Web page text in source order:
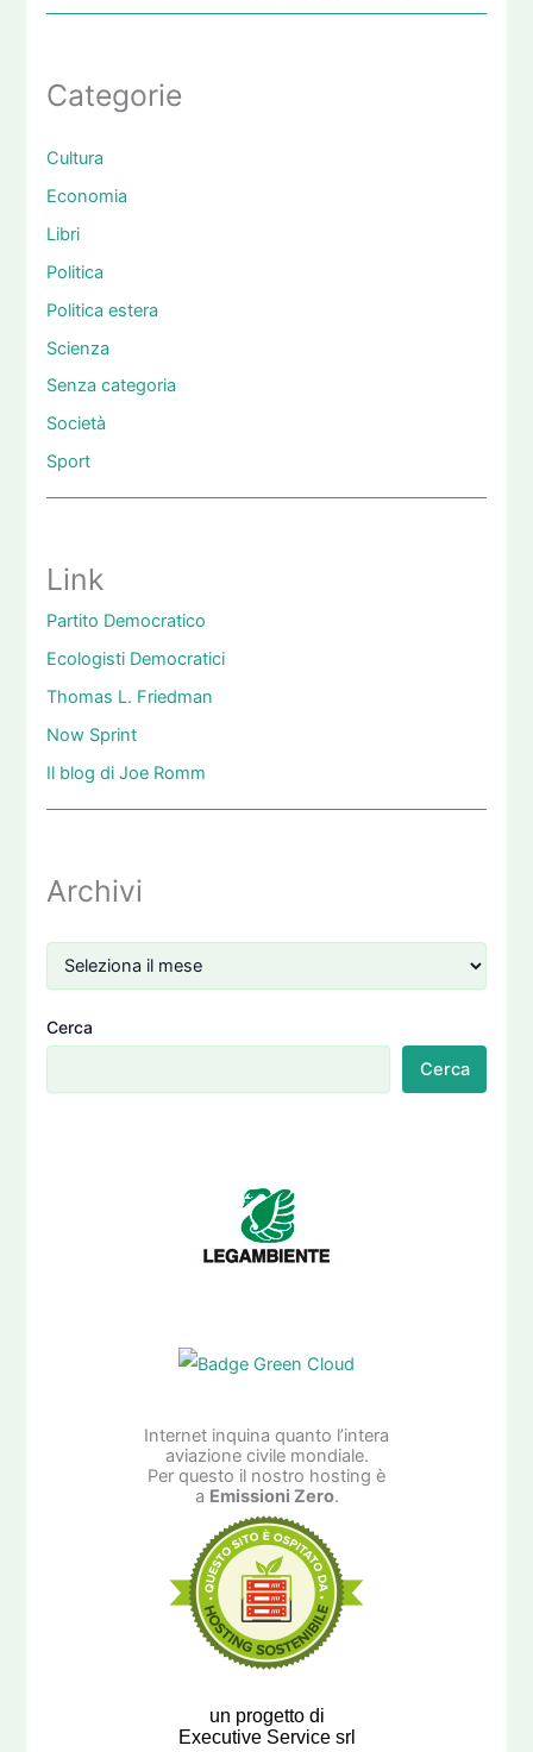
Categorie
Cultura
Economia
Libri
Politica
Politica estera
Scienza
Senza categoria
Società
Sport
Link
Partito Democratico
Ecologisti Democratici
Thomas L. Friedman
Now Sprint
Il blog di Joe Romm
Archivi
Cerca
Cerca
Internet inquina quanto l’intera
aviazione civile mondiale.
Per questo il nostro hosting è
a Emissioni Zero.
un progetto di
Executive Service srl